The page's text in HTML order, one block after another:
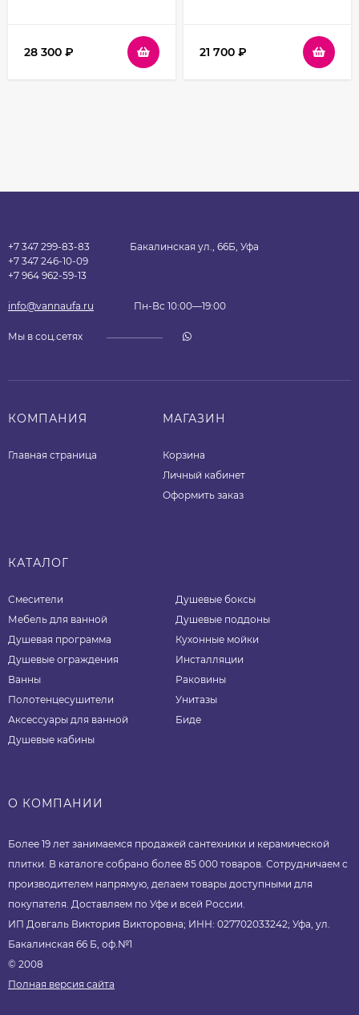
28 300 ₽ 21 700 ₽
+7 347 299-83-83
+7 347 246-10-09
+7 964 962-59-13
Бакалинская ул., 66Б, Уфа
info@vannaufa.ru Пн-Вс 10:00—19:00
Мы в соц.сетях
КОМПАНИЯ
Главная страница
МАГАЗИН
Корзина
Личный кабинет
Оформить заказ
КАТАЛОГ
Смесители
Мебель для ванной
Душевая программа
Душевые ограждения
Ванны
Полотенцесушители
Аксессуары для ванной
Душевые кабины
Душевые боксы
Душевые поддоны
Кухонные мойки
Инсталляции
Раковины
Унитазы
Биде
О КОМПАНИИ
Более 19 лет занимаемся продажей сантехники и керамической
плитки. В каталоге собрано более 85 000 товаров. Сотрудничаем с
производителем напрямую, делаем товары доступными для
покупателя. Доставляем по Уфе и всей России.
ИП Довгаль Виктория Викторовна; ИНН: 027702033242; Уфа, ул.
Бакалинская 66 Б, оф.№1
© 2008
Полная версия сайта